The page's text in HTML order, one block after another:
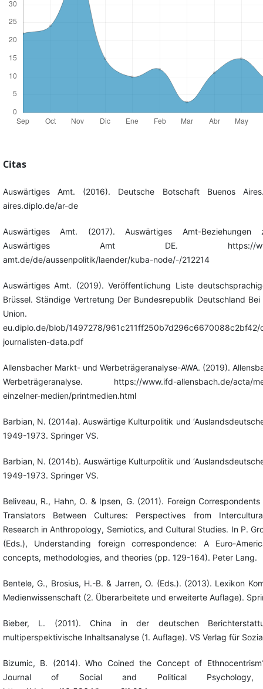
Citas
Auswärtiges Amt. (2016). Deutsche Botschaft Buenos
aires.diplo.de/ar-de
Auswärtiges Amt. (2017). Auswärtiges Amt-Beziehungen
Auswärtiges Amt DE. https://
amt.de/de/aussenpolitik/laender/kuba-node/-/212214
Auswärtiges Amt. (2019). Veröffentlichung Liste
Brüssel. Ständige Vertretung Der Bundesrepublik Deutschland Bei
Union. https://
eu.diplo.de/blob/1497278/961c211ff250b7d296c6670088c2bf42/
journalisten-data.pdf
Allensbacher Markt- und Werbeträgeranalyse-AWA. (2019).
Werbeträgeranalyse. https://www.ifd-allensbach.de/acta/
einzelner-medien/printmedien.html
Barbian, N. (2014a). Auswärtige Kulturpolitik und
1949-1973. Springer VS.
Barbian, N. (2014b). Auswärtige Kulturpolitik und
1949-1973. Springer VS.
Beliveau, R., Hahn, O. & Ipsen, G. (2011). Foreign
Translators Between Cultures: Perspectives from
Research in Anthropology, Semiotics, and Cultural Studies. In P.
(Eds.), Understanding foreign correspondence: A Euro-
concepts, methodologies, and theories (pp. 129-164). Peter Lang.
Bentele, G., Brosius, H.-B. & Jarren, O. (Eds.). (2013). Lexikon
Medienwissenschaft (2. Überarbeitete und erweiterte Auflage).
Bieber, L. (2011). China in der deutschen
multiperspektivische Inhaltsanalyse (1. Auflage). VS Verlag für
Bizumic, B. (2014). Who Coined the Concept of
Journal of Social and Political